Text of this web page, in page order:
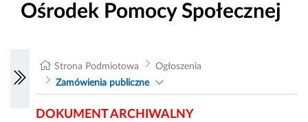
Ośrodek Pomocy Społecznej
Strona Podmiotowa
Ogłoszenia
Zamówienia publiczne
DOKUMENT ARCHIWALNY